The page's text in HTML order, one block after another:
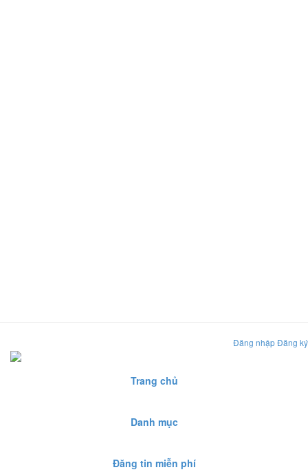
Đăng nhậpĐăng ký
Trang chủ
Danh mục
Đăng tin miễn phí